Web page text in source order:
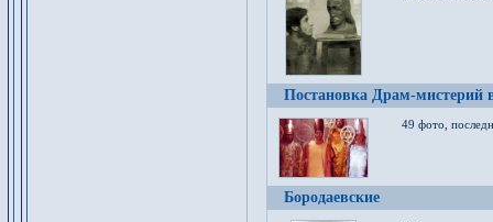
Постановка Драм-мистерий
49 фото,
Бородаевские